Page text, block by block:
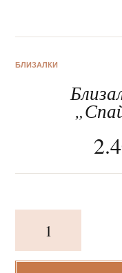
БЛИЗАЛКИ
Близалка
с